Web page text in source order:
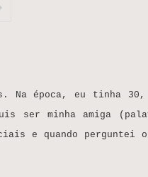
Na época, eu tinha
ser minha amiga
e quando perguntei